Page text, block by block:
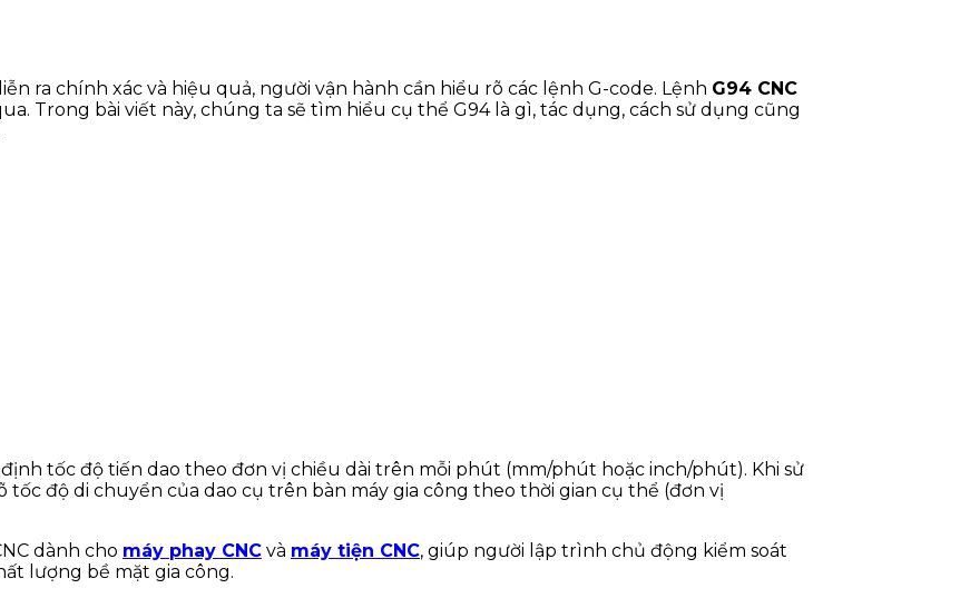
ra chính xác và hiệu quả, người vận hành cần hiểu rõ các lệnh G-code. Lệnh G94 CNC
Trong bài viết này, chúng ta sẽ tìm hiểu cụ thể G94 là gì, tác dụng, cách sử dụng cũng
tốc độ tiến dao theo đơn vị chiều dài trên mỗi phút (mm/phút hoặc inch/phút). Khi sử
độ di chuyển của dao cụ trên bàn máy gia công theo thời gian cụ thể (đơn vị
dành cho máy phay CNC và máy tiện CNC, giúp người lập trình chủ động kiểm soát
lượng bề mặt gia công.